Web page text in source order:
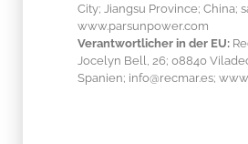
City; Jiangsu Province; China;
www.parsunpower.com
Verantwortlicher in der EU:
Jocelyn Bell, 26; 08840
Spanien; info@recmar.es;